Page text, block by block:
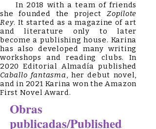
In 2018 with a team of friends
she founded the project Zopilote
Rey. It started as a magazine of art
and literature only to later
become a publishing house. Karina
has also developed many writing
workshops and reading clubs. In
2020 Editorial Almadía published
Caballo fantasma, her debut novel,
and in 2021 Karina won the Amazon
First Novel Award.
Obras
publicadas/Published